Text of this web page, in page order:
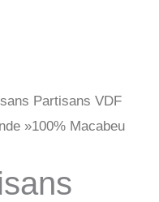
Partisans VDF
»100% Macabeu